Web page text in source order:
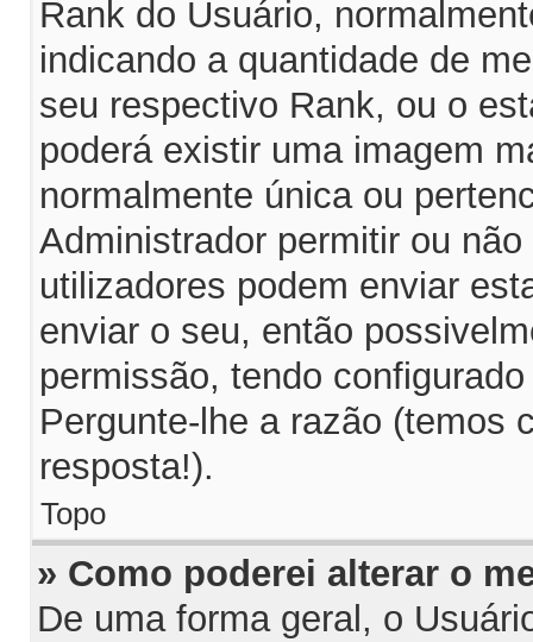
Rank do Usuário,
indicando a quantidade de
seu respectivo Rank, ou o
poderá existir uma imagem
normalmente única ou
Administrador permitir ou
utilizadores podem enviar
enviar o seu, então
permissão, tendo
Pergunte-lhe a razão (temos
resposta!).
Topo
» Como poderei alterar o
De uma forma geral, o